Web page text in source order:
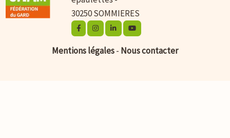
30250 SOMMIERES
Mentions légales- Nous contacter